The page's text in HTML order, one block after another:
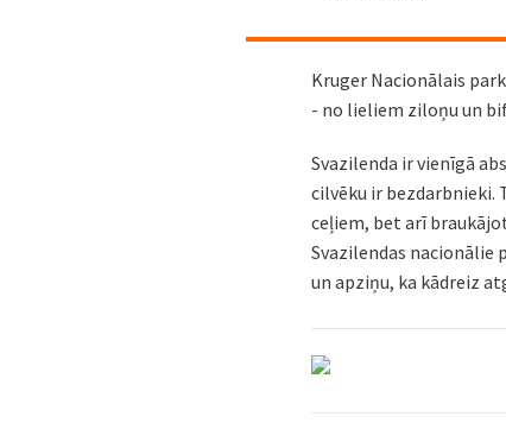
Kruger Nacionālais
- no lieliem ziloņu un
Svazilenda ir vienīgā
cilvēku ir bezdarbnieki.
ceļiem, bet arī
Svazilendas nacionālie
un apziņu, ka kādreiz